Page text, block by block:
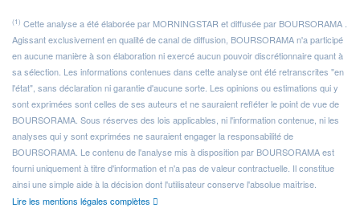
(1) Cette analyse a été élaborée par MORNINGSTAR et diffusée par BOURSORAMA .
Agissant exclusivement en qualité de canal de diffusion, BOURSORAMA n'a participé
en aucune manière à son élaboration ni exercé aucun pouvoir discrétionnaire quant à
sa sélection. Les informations contenues dans cette analyse ont été retranscrites "en
l'état", sans déclaration ni garantie d'aucune sorte. Les opinions ou estimations qui y
sont exprimées sont celles de ses auteurs et ne sauraient refléter le point de vue de
BOURSORAMA. Sous réserves des lois applicables, ni l'information contenue, ni les
analyses qui y sont exprimées ne sauraient engager la responsabilité de
BOURSORAMA. Le contenu de l'analyse mis à disposition par BOURSORAMA est
fourni uniquement à titre d'information et n'a pas de valeur contractuelle. Il constitue
ainsi une simple aide à la décision dont l'utilisateur conserve l'absolue maîtrise.
Lire les mentions légales complètes